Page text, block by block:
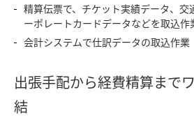
精算伝票で、チケット実績データ、交
ーポレートカードデータなどを取込作
会計システムで仕訳データの取込作業
出張手配から経費精算まで
結